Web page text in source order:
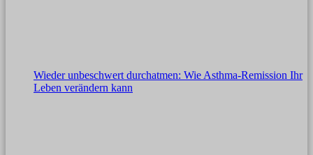
Wieder unbeschwert durchatmen: Wie Asthma-Remission Ihr
Leben verändern kann